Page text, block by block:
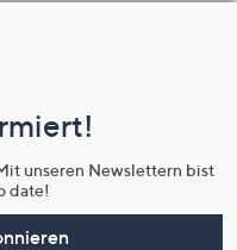
unseren Newslettern bist
date!